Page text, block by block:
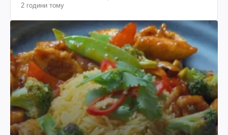
2 години тому